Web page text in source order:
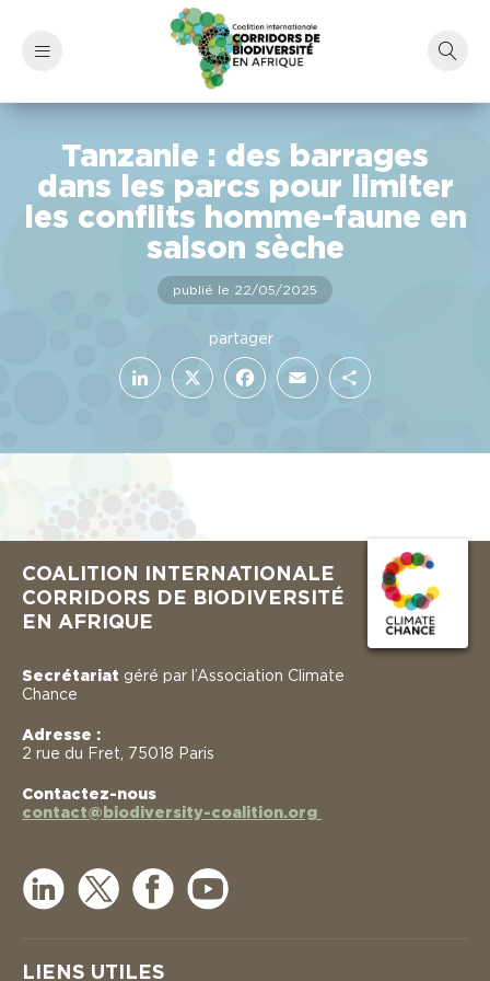
Tanzanie : des barrages
dans les parcs pour limiter
les conflits homme-faune en
saison sèche
publié le 22/05/2025
COALITION INTERNATIONALE
CORRIDORS DE BIODIVERSITÉ
EN AFRIQUE
Secrétariat géré par l’Association Climate
Chance
Adresse :
2 rue du Fret, 75018 Paris
Contactez-nous
contact@biodiversity-coalition.org
LIENS UTILES